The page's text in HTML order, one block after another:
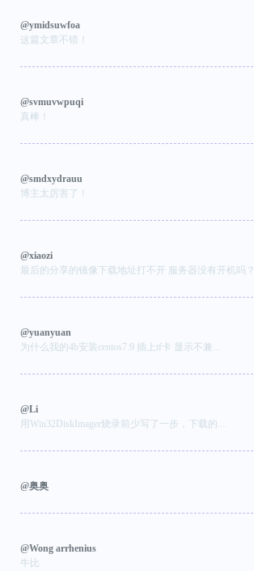
@ymidsuwfoa
这篇文章不错！
@svmuvwpuqi
真棒！
@smdxydrauu
博主太厉害了！
@xiaozi
最后的分享的镜像下载地址打不开 服务器没有开机吗？
@yuanyuan
为什么我的4b安装centos7.9 插上tf卡 显示不兼...
@Li
用Win32DiskImager烧录前少写了一步，下载的....
@奥奥
@Wong arrhenius
牛比